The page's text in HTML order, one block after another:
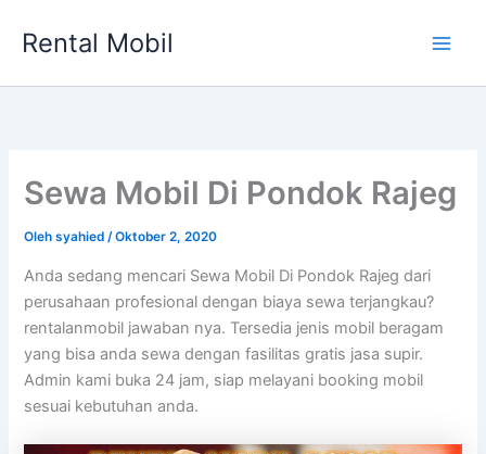
Rental Mobil
Sewa Mobil Di Pondok Rajeg
Olehsyahied/Oktober 2, 2020
Anda sedang mencari Sewa Mobil Di Pondok Rajeg dari
perusahaan profesional dengan biaya sewa terjangkau?
rentalanmobil jawaban nya. Tersedia jenis mobil beragam
yang bisa anda sewa dengan fasilitas gratis jasa supir.
Admin kami buka 24 jam, siap melayani booking mobil
sesuai kebutuhan anda.